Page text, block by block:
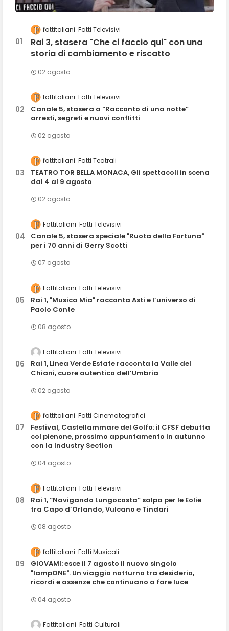
fattitaliani Fatti Televisivi
Rai 3, stasera "Che ci faccio qui" con una
storia di cambiamento e riscatto
02 agosto
fattitaliani Fatti Televisivi
Canale 5, stasera a “Racconto di una notte”
arresti, segreti e nuovi conflitti
02 agosto
fattitaliani Fatti Teatrali
TEATRO TOR BELLA MONACA, Gli spettacoli in scena
dal 4 al 9 agosto
02 agosto
Fattitaliani Fatti Televisivi
Canale 5, stasera speciale "Ruota della Fortuna"
per i 70 anni di Gerry Scotti
07 agosto
Fattitaliani Fatti Televisivi
Rai 1, "Musica Mia" racconta Asti e l’universo di
Paolo Conte
08 agosto
Fattitaliani Fatti Televisivi
Rai 1, Linea Verde Estate racconta la Valle del
Chiani, cuore autentico dell’Umbria
02 agosto
fattitaliani Fatti Cinematografici
Festival, Castellammare del Golfo: il CFSF debutta
col pienone, prossimo appuntamento in autunno
con la Industry Section
04 agosto
Fattitaliani Fatti Televisivi
Rai 1, “Navigando Lungocosta” salpa per le Eolie
tra Capo d’Orlando, Vulcano e Tindari
08 agosto
fattitaliani Fatti Musicali
GIOVAMI: esce il 7 agosto il nuovo singolo
"lampONE". Un viaggio notturno tra desiderio,
ricordi e assenze che continuano a fare luce
04 agosto
Fattitaliani Fatti Culturali